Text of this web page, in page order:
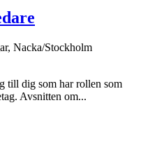
Nacka/Stockholm
till dig som har rollen som
Avsnitten om...